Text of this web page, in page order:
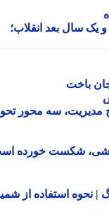
بعد انقلاب؛
باخت
سه محور تحول
شکست خورده است
استفاده از شمیم